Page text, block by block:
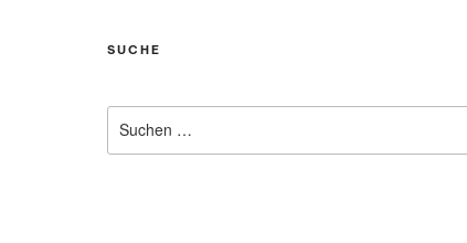
SUCHE
Suchen
nach: